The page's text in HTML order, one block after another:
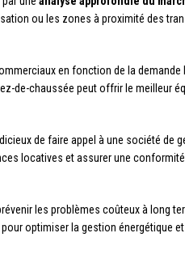
ou les zones à proximité des
en fonction de la demande
de-chaussée peut offrir le meilleur
de faire appel à une société de
locatives et assurer une conformité
les problèmes coûteux à long
optimiser la gestion énergétique